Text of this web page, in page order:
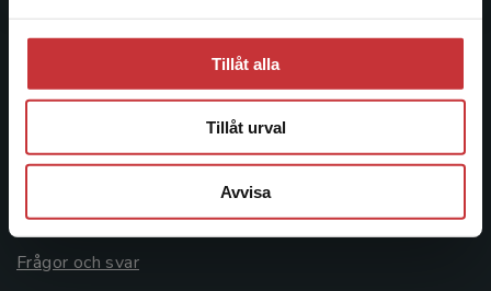
Tillåt alla
Tillåt urval
Avvisa
Åkergränden 1
046-31 21 00
Frågor och svar